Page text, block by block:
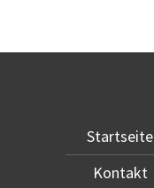
Startseite
Kontakt